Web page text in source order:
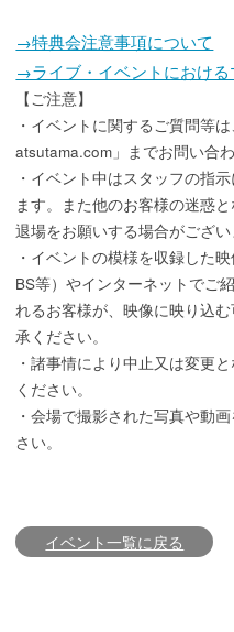
→特典会注意事項について
→ライブ・イベントにおける
【ご注意】
・イベントに関するご質問等
atsutama.com」までお問い合わ
・イベント中はスタッフの指
ます。また他のお客様の迷惑
退場をお願いする場合がござい
・イベントの模様を収録した
BS等）やインターネットでご
れるお客様が、映像に映り込
承ください。
・諸事情により中止又は変更
ください。
・会場で撮影された写真や動
さい。
イベント一覧に戻る